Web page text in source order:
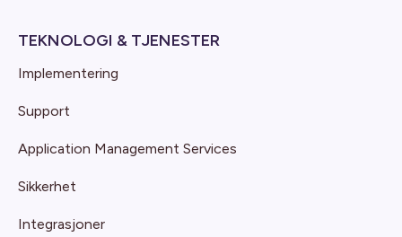
TEKNOLOGI & TJENESTER
Implementering
Support
Application Management Services
Sikkerhet
Integrasjoner